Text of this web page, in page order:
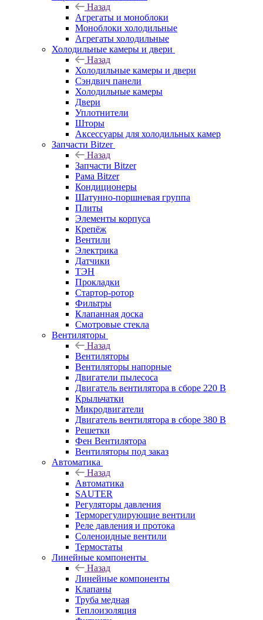
Назад
Агрегаты и моноблоки
Моноблоки холодильные
Агрегаты холодильные
Холодильные камеры и двери
Назад
Холодильные камеры и двери
Сэндвич панели
Холодильные камеры
Двери
Уплотнители
Шторы
Аксессуары для холодильных камер
Запчасти Bitzer
Назад
Запчасти Bitzer
Рама Bitzer
Кондиционеры
Шатунно-поршневая группа
Плиты
Элементы корпуса
Крепёж
Вентили
Электрика
Датчики
ТЭН
Прокладки
Стартор-ротор
Фильтры
Клапанная доска
Смотровые стекла
Вентиляторы
Назад
Вентиляторы
Вентиляторы напорные
Двигатели пылесоса
Двигатель вентилятора в сборе 220 В
Крыльчатки
Микродвигатели
Двигатель вентилятора в сборе 380 В
Решетки
Фен Вентилятора
Вентиляторы под заказ
Автоматика
Назад
Автоматика
SAUTER
Регуляторы давления
Терморегулирующие вентили
Реле давления и протока
Соленоидные вентили
Термостаты
Линейные компоненты
Назад
Линейные компоненты
Клапаны
Труба медная
Теплоизоляция